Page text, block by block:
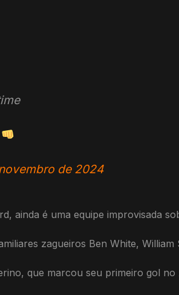
de 2024
ainda é uma equipe improvisada
zagueiros Ben White,
que marcou seu primeiro gol